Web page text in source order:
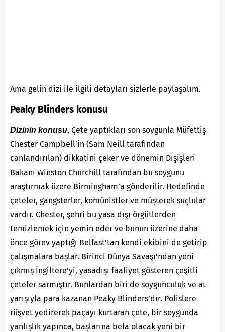
Ama gelin dizi ile ilgili detayları sizlerle paylaşalım.
Peaky Blinders konusu
Dizinin konusu, Çete yaptıkları son soygunla Müfettiş
Chester Campbell’in (Sam Neill tarafından
canlandırılan) dikkatini çeker ve dönemin Dışişleri
Bakanı Winston Churchill tarafından bu soygunu
araştırmak üzere Birmingham’a gönderilir. Hedefinde
çeteler, gangsterler, komünistler ve müşterek suçlular
vardır. Chester, şehri bu yasa dışı örgütlerden
temizlemek için yemin eder ve bunun üzerine daha
önce görev yaptığı Belfast’tan kendi ekibini de getirip
çalışmalara başlar. Birinci Dünya Savaşı’ndan yeni
çıkmış İngiltere’yi, yasadışı faaliyet gösteren çeşitli
çeteler sarmıştır. Bunlardan biri de soygunculuk ve at
yarışıyla para kazanan Peaky Blinders’dır. Polislere
rüşvet yedirerek paçayı kurtaran çete, bir soygunda
yanlışlık yapınca, başlarına bela olacak yeni bir